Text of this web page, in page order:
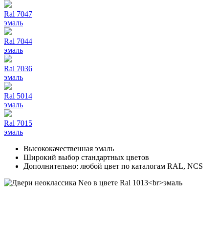
Ral 7047
эмаль
Ral 7044
эмаль
Ral 7036
эмаль
Ral 5014
эмаль
Ral 7015
эмаль
Высококачественная эмаль
Широкий выбор стандартных цветов
Дополнительно: любой цвет по каталогам RAL, NCS